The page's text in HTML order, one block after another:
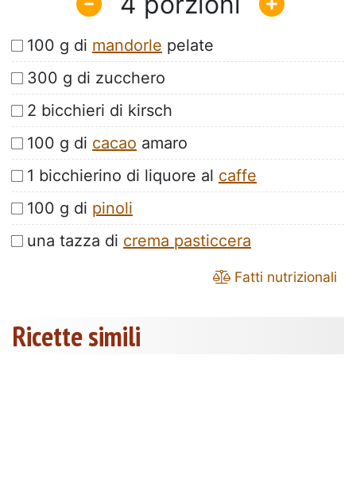
100 g di mandorle pelate
300 g di zucchero
2 bicchieri di kirsch
100 g di cacao amaro
1 bicchierino di liquore al caffe
100 g di pinoli
una tazza di crema pasticcera
Fatti nutrizionali
Ricette simili